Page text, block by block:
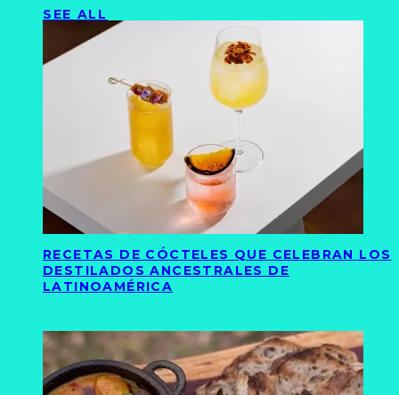
SEE ALL
RECETAS DE CÓCTELES QUE CELEBRAN LOS
DESTILADOS ANCESTRALES DE
LATINOAMÉRICA